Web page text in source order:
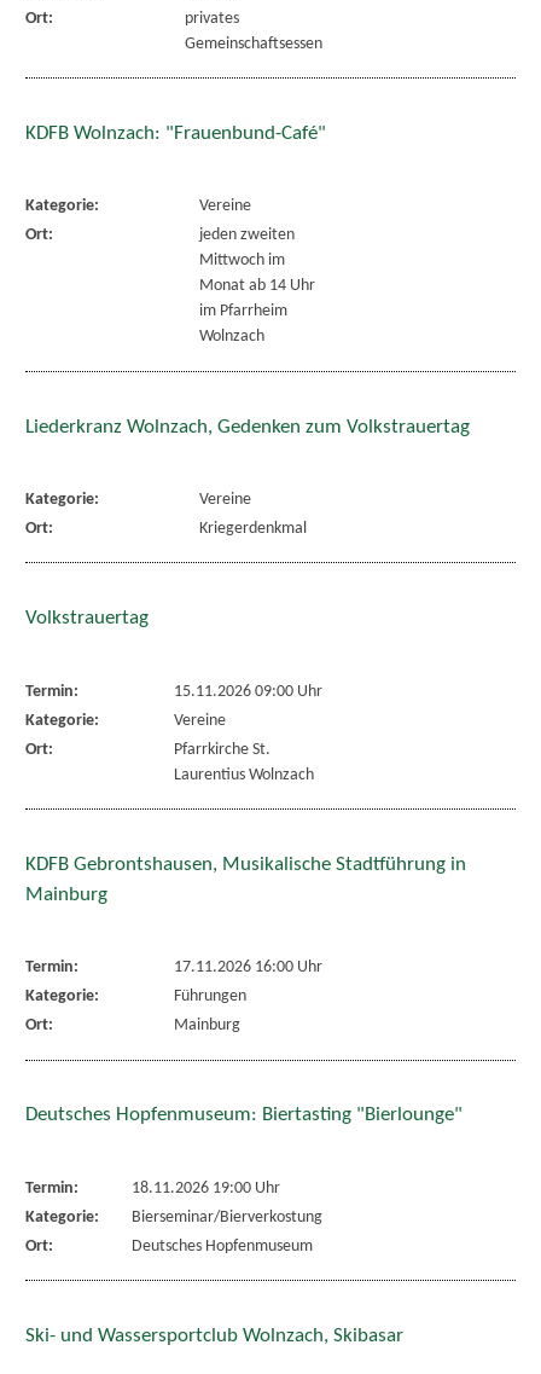
Ort:
privates
Gemeinschaftsessen
KDFB Wolnzach: "Frauenbund-Café"
Kategorie:
Vereine
Ort:
jeden zweiten
Mittwoch im
Monat ab 14 Uhr
im Pfarrheim
Wolnzach
Liederkranz Wolnzach, Gedenken zum Volkstrauertag
Kategorie:
Vereine
Ort:
Kriegerdenkmal
Volkstrauertag
Termin:
15.11.2026 09:00 Uhr
Kategorie:
Vereine
Ort:
Pfarrkirche St.
Laurentius Wolnzach
KDFB Gebrontshausen, Musikalische Stadtführung in
Mainburg
Termin:
17.11.2026 16:00 Uhr
Kategorie:
Führungen
Ort:
Mainburg
Deutsches Hopfenmuseum: Biertasting "Bierlounge"
Termin:
18.11.2026 19:00 Uhr
Kategorie:
Bierseminar/Bierverkostung
Ort:
Deutsches Hopfenmuseum
Ski- und Wassersportclub Wolnzach, Skibasar